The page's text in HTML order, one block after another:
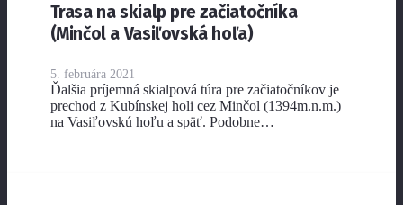
Trasa na skialp pre začiatočníka
(Minčol a Vasiľovská hoľa)
5. februára 2021
Ďalšia príjemná skialpová túra pre začiatočníkov je
prechod z Kubínskej holi cez Minčol (1394m.n.m.)
na Vasiľovskú hoľu a späť. Podobne…